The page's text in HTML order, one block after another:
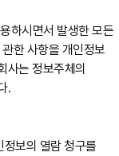
하시면서 발생한 모든
한 사항을 개인정보
사는 정보주체의
.
정보의 열람 청구를